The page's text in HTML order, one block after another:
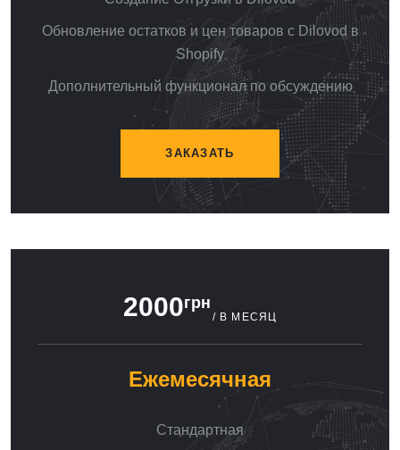
Обновление остатков и цен товаров с Dilovod в
Shopify
Дополнительный функционал по обсуждению
ЗАКАЗАТЬ
2000грн
/ В МЕСЯЦ
Ежемесячная
Стандартная